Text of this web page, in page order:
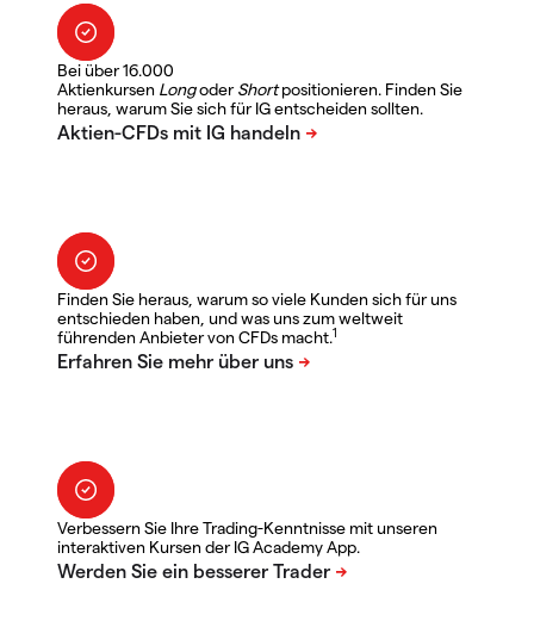
Bei über 16.000
Aktienkursen LongoderShortpositionieren. Finden Sie
heraus, warum Sie sich für IG entscheiden sollten.
Finden Sie heraus, warum so viele Kunden sich für uns
entschieden haben, und was uns zum weltweit
führenden Anbieter von CFDs macht.1
Verbessern Sie Ihre Trading-Kenntnisse mit unseren
interaktiven Kursen der IG Academy App.